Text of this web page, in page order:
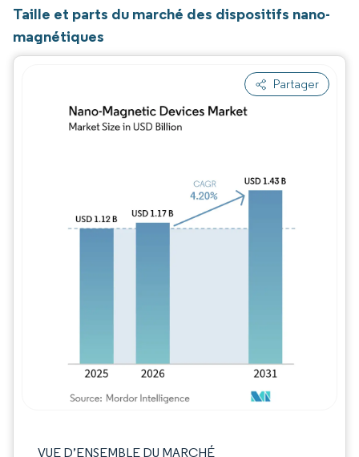
Taille et parts du marché des dispositifs nano-
magnétiques
Partager
VUE D’ENSEMBLE DU MARCHÉ